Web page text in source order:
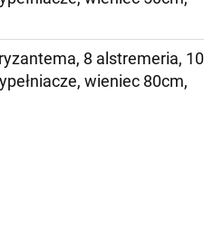
8 alstremeria, 10
wieniec 80cm,